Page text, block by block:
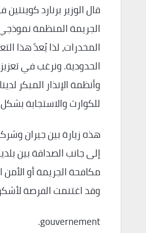
قال الوزير برنارد
الجريمة المنظمة
المخدرات، لذا يُعدّ هذا
الحدودية. ونرغب في
وأنظمة الإنذار المبكر
للكوارث والاستجابة
هذه زيارة بين جيران
إلى جانب الصداقة بين
مكافحة الجريمة أو
وقد اغتنمت الفرصة
gouvernement.